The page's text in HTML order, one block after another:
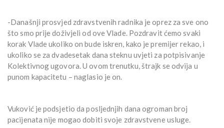
-Današnji prosvjed zdravstvenih radnika je oprez za sve ono
što smo prije doživjeli od ove Vlade. Pozdravit ćemo svaki
korak Vlade ukoliko on bude iskren, kako je premijer rekao, i
ukoliko se za dvadesetak dana steknu uvjeti za potpisivanje
Kolektivnog ugovora. U ovom trenutku, štrajk se odvija u
punom kapacitetu – naglasio je on.
Vuković je podsjetio da posljednjih dana ogroman broj
pacijenata nije mogao dobiti svoje zdravstvene usluge.